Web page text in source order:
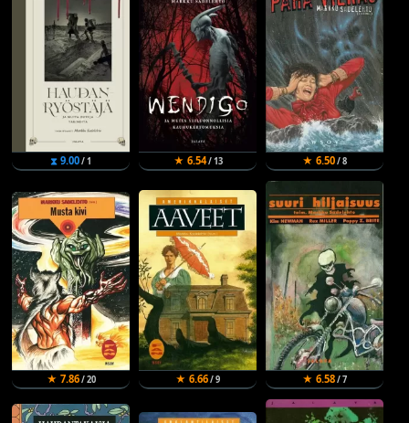
⧗ 9.00/ 1 ★ 6.54/ 13 ★ 6.50/ 8
★ 7.86/ 20 ★ 6.66/ 9 ★ 6.58/ 7